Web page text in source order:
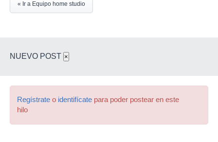
« Ir a Equipo home studio
NUEVO POST ×
Regístrate o identifícate para poder postear en este
hilo